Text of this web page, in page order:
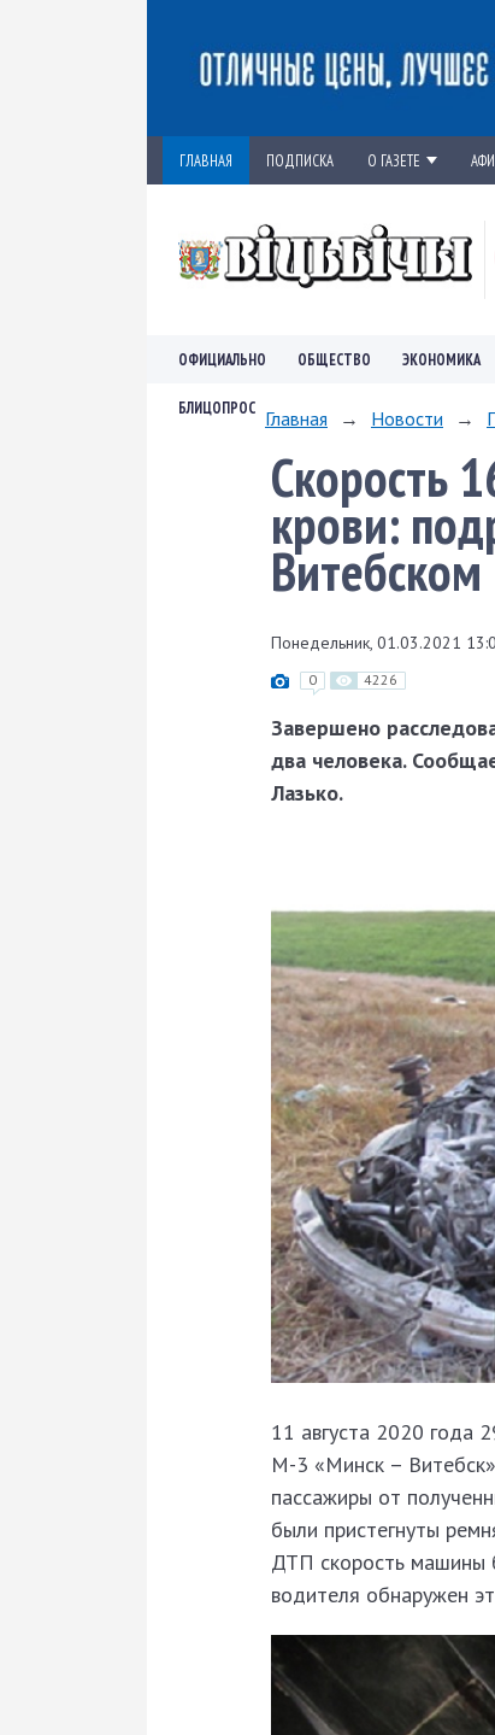
ГЛАВНАЯ ПОДПИСКА О ГАЗЕТЕ
ОФИЦИАЛЬНО ОБЩЕСТВО ЭКОНОМИКА
БЛИЦОПРОС Главная → Новости →
Скорость
крови:
Витебском
Понедельник, 01.03.2021
0 4226
Завершено
два человека.
Лазько.
11 августа 2020 года
М-3 «Минск –
пассажиры от
были пристегнуты
ДТП скорость машины
водителя обнаружен